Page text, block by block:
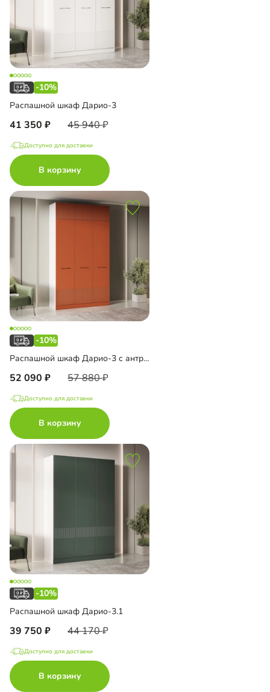
-10%
Распашной шкаф Дарио-3
41 350 45 940
Доступно для доставки
В корзину
-10%
Распашной шкаф Дарио-3 с антресолью
52 090 57 880
Доступно для доставки
В корзину
-10%
Распашной шкаф Дарио-3.1
39 750 44 170
Доступно для доставки
В корзину